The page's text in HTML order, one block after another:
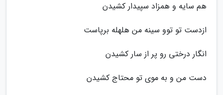
هم سایه و همزاد سپیدار کشیدن
ازدست تو توو سینه من هلهله برپاست
انگار درختی رو پر از سار کشیدن
دست من و به موی تو محتاج کشیدن